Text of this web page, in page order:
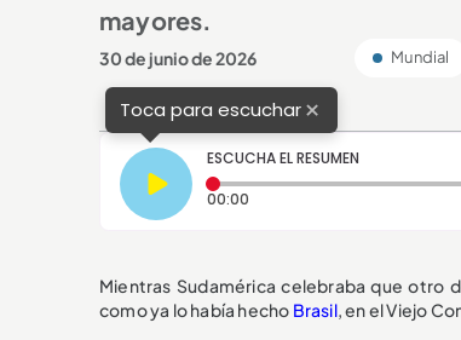
mayores.
30 de junio de 2026 Mundial
Toca para escuchar×
ESCUCHA EL RESUMEN
00:00
Mientras Sudamérica celebraba que otro
como ya lo había hecho Brasil, en el Viejo